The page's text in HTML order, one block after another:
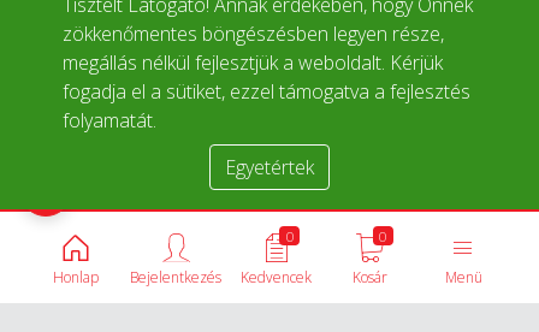
zökkenőmentes böngészésben legyen része,
megállás nélkül fejlesztjük a weboldalt. Kérjük
fogadja el a sütiket, ezzel támogatva a fejlesztés
folyamatát.
Egyetértek
Honlap Menü
0
Kosár
0
Kedvencek
Bejelentkezés
Termékek összehasonlítása